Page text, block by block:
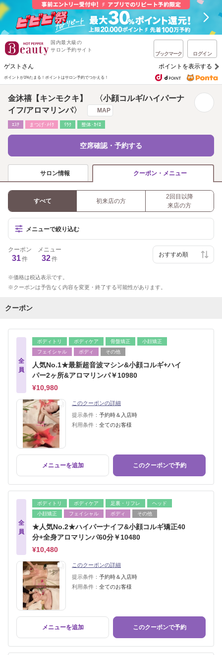
国内最大級の
サロン予約サイト
ブックマーク ログイン
ゲストさん ポイントを表示する
ポイントが1%たまる！ ポイントはサロン予約でつかえる！
金沐禧【キンモクキ】 〈小顔コルギ/ハイパーナ
イフ/アロマリンパ〉
MAP
ｴｽﾃ まつげ･ﾒｲｸ ﾘﾗｸ 整体･ｶｲﾛ
空席確認・予約する
サロン情報 クーポン・メニュー
すべて 初来店の方
2回目以降
来店の方
メニューで絞り込む
クーポン
31件
メニュー
32件
価格は税込表示です。
クーポンは予告なく内容を変更・終了する可能性があります。
クーポン
全
員
ボディトリ ボディケア 骨盤矯正
小顔矯正
フェイシャル
ボディ その他
人気No.1★最新超音波マシン&小顔コルギ+ハイ
パー2ヶ所&アロマリンパ￥10980
¥10,980
このクーポンの詳細
提示条件： 予約時＆入店時
利用条件： 全てのお客様
メニューを追加 このクーポンで予約
全
員
ボディトリ ボディケア 足裏・リフレ
ヘッド
小顔矯正
フェイシャル ボディ その他
★人気No.2★ハイパーナイフ&小顔コルギ矯正40
分+全身アロマリンパ60分￥10480
¥10,480
このクーポンの詳細
提示条件： 予約時＆入店時
利用条件： 全てのお客様
メニューを追加 このクーポンで予約